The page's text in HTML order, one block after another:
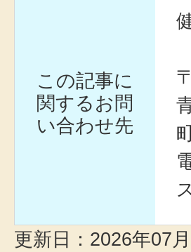
この記事に
関するお問
い合わせ先
更新日：2026年07